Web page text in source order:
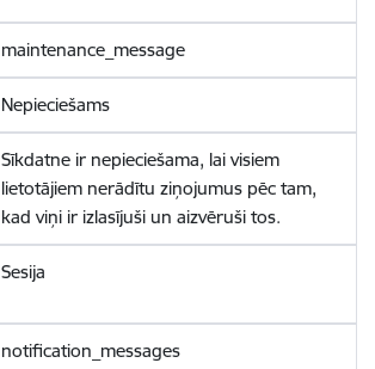
maintenance_message
Nepieciešams
Sīkdatne ir nepieciešama, lai visiem
lietotājiem nerādītu ziņojumus pēc tam,
kad viņi ir izlasījuši un aizvēruši tos.
Sesija
notification_messages